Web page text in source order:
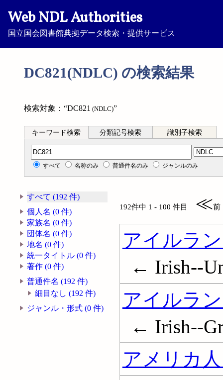
Web NDL Authorities
国立国会図書館典拠データ検索・提供サービス
DC821(NDLC) の検索結果
検索対象：“DC821 (NDLC)”
キーワード検索 分類記号検索 識別子検索
分類記号検索
すべて 名称のみ 普通件名のみ ジャンルのみ
すべて (192 件)
個人名 (0 件)
家族名 (0 件)
団体名 (0 件)
地名 (0 件)
統一タイトル (0 件)
著作 (0 件)
普通件名 (192 件)
細目なし (192 件)
ジャンル・形式 (0 件)
192件中 1 - 100 件目 ≪前
アイルラ
← Irish--
アイルラ
← Irish--
アメリカ